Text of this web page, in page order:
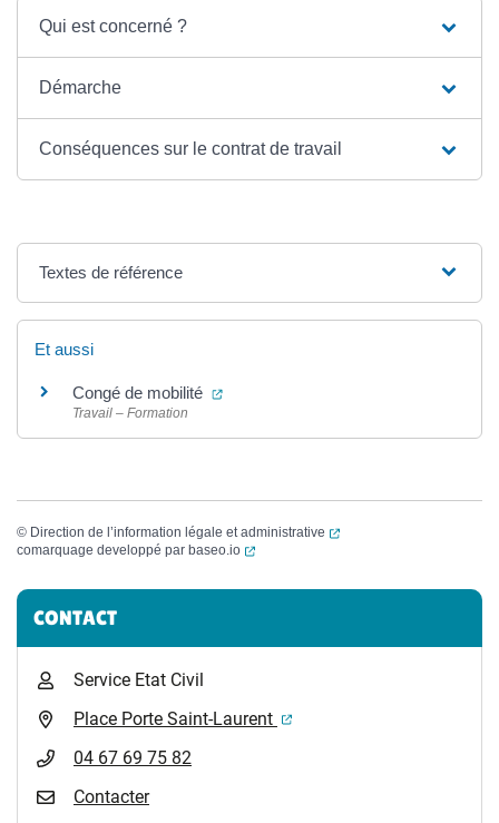
Qui est concerné ?
Démarche
Conséquences sur le contrat de travail
Textes de référence
Et aussi
Congé de mobilité (ouverture dans un nouvel onglet)
Travail – Formation
© Direction de l’information légale et administrative
(ouverture dans un
comarquage developpé par baseo.io (ouverture dans un nouvel onglet)
Informations complémentaires
CONTACT
Service Etat Civil
Place Porte Saint-Laurent
(ouverture dans un
04 67 69 75 82
Contacter